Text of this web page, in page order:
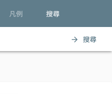
凡例 搜尋
arrow_forward 搜尋